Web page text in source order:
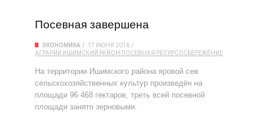
Посевная завершена
ЭКОНОМИКА
17 ИЮНЯ 2016
АГРАРИИ ИШИМСКИЙ РАЙОН ПОСЕВНАЯ РЕСУРСОСБЕРЕЖЕНИЕ
На территории Ишимского района яровой сев
сельскохо­зяйственных культур произведён на
площади 96 468 гектаров, треть всей посевной
площади занято зерновыми.